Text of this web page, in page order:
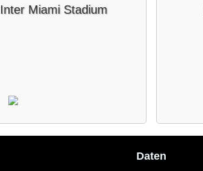
Inter Miami Stadium
Daten